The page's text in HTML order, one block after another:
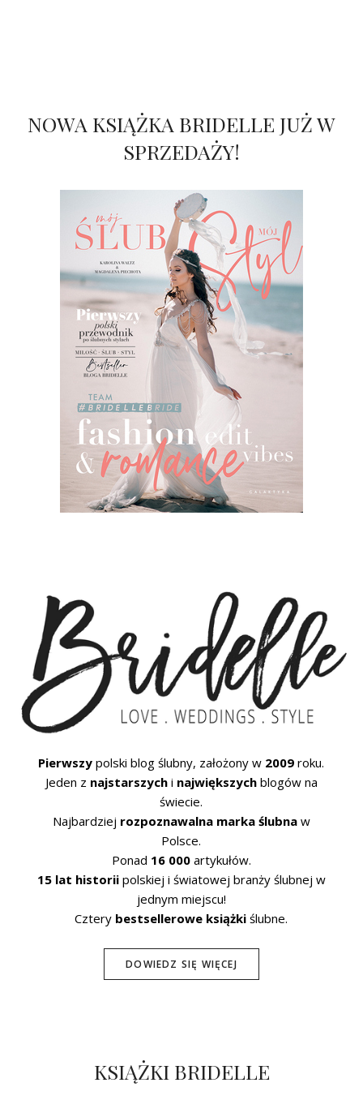
NOWA KSIĄŻKA BRIDELLE JUŻ W
SPRZEDAŻY!
Pierwszy polski blog ślubny, założony w 2009 roku.
Jeden z najstarszychi największychblogów na
świecie.
Najbardziej rozpoznawalna marka ślubnaw
Polsce.
Ponad 16 000artykułów.
15 lat historiipolskiej i światowej branży ślubnej w
jednym miejscu!
Cztery bestsellerowe książki ślubne.
DOWIEDZ SIĘ WIĘCEJ
KSIĄŻKI BRIDELLE